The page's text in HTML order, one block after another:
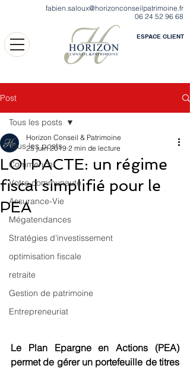
ESPACE CLIENT
fabien.saloux@horizonconseilpatrimoine.fr
06 24 52 96 68
Post
Tous les posts
Commencer
Votre communauté
Assurance-Vie
Mégatendances
Stratégies d'investissement
optimisation fiscale
retraite
Gestion de patrimoine
Entrepreneuriat
Tous les posts
LOI PACTE: un régime
fiscal simplifié pour le
PEA
Horizon Conseil & Patrimoine
25 juin 2019 2 min de lecture
Le Plan Epargne en Actions (PEA)
permet de gérer un portefeuille de titres